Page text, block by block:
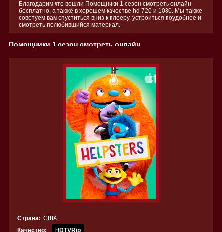
Благодарим что вошли Помощники 1 сезон смотреть онлайн
бесплатно, а также в хорошем качестве hd 720 и 1080. Мы также
советуем вам спуститься вниз к плееру, устроиться поудобнее и
смотреть полюбившийся материал.
Помощники 1 сезон смотреть онлайн
Страна: США
Качество:
HDTVRip